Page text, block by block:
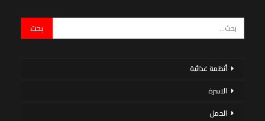
أنظمة غذائية
الاسرة
الحمل